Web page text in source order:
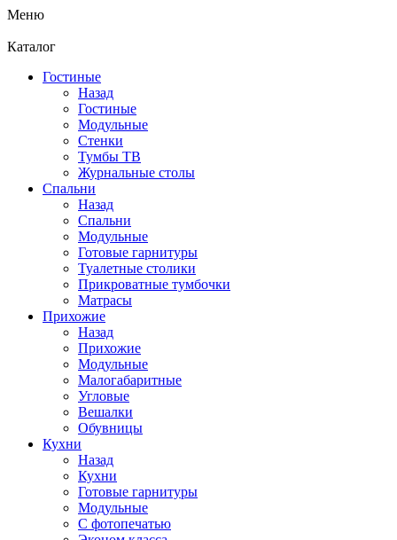
Меню
Каталог
Гостиные
Назад
Гостиные
Модульные
Стенки
Тумбы ТВ
Журнальные столы
Спальни
Назад
Спальни
Модульные
Готовые гарнитуры
Туалетные столики
Прикроватные тумбочки
Матрасы
Прихожие
Назад
Прихожие
Модульные
Малогабаритные
Угловые
Вешалки
Обувницы
Кухни
Назад
Кухни
Готовые гарнитуры
Модульные
С фотопечатью